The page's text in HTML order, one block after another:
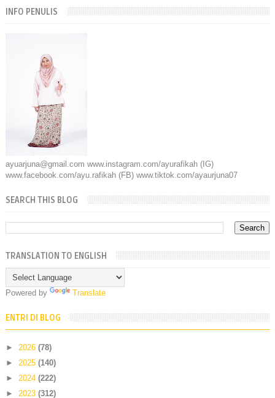
INFO PENULIS
ayuarjuna@gmail.com www.instagram.com/ayurafikah (IG)
www.facebook.com/ayu.rafikah (FB) www.tiktok.com/ayaurjuna07
SEARCH THIS BLOG
TRANSLATION TO ENGLISH
Powered by Translate
ENTRI DI BLOG
► 2026 (78)
► 2025 (140)
► 2024 (222)
► 2023 (312)